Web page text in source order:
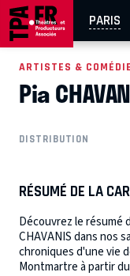
PARIS
AIX-MARSEILLE
EN TOURNÉE
ARTISTES &
Pia
DISTRIBUTION
RÉSUMÉ DE LA
Découvrez le
CHAVANIS dans nos
chroniques d'une vie
Montmartre à partir du